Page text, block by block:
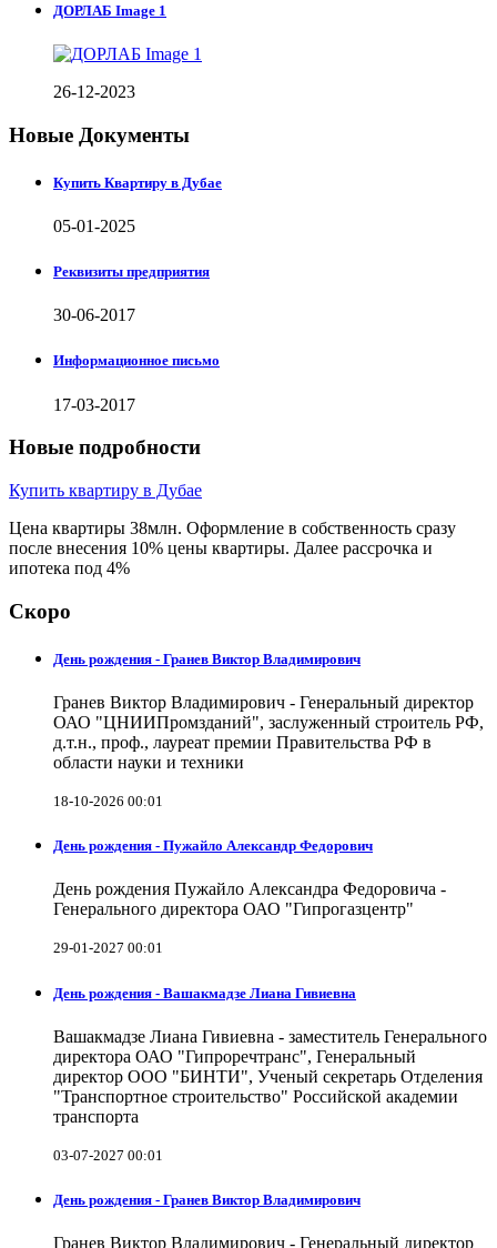
ДОРЛАБ Image 1
26-12-2023
Новые Документы
Купить Квартиру в Дубае
05-01-2025
Реквизиты предприятия
30-06-2017
Информационное письмо
17-03-2017
Новые подробности
Купить квартиру в Дубае
Цена квартиры 38млн. Оформление в собственность сразу
после внесения 10% цены квартиры. Далее рассрочка и
ипотека под 4%
Скоро
День рождения - Гранев Виктор Владимирович
Гранев Виктор Владимирович - Генеральный директор
ОАО "ЦНИИПромзданий", заслуженный строитель РФ,
д.т.н., проф., лауреат премии Правительства РФ в
области науки и техники
18-10-2026 00:01
День рождения - Пужайло Александр Федорович
День рождения Пужайло Александра Федоровича -
Генерального директора ОАО "Гипрогазцентр"
29-01-2027 00:01
День рождения - Вашакмадзе Лиана Гивиевна
Вашакмадзе Лиана Гивиевна - заместитель Генерального
директора ОАО "Гипроречтранс", Генеральный
директор ООО "БИНТИ", Ученый секретарь Отделения
"Транспортное строительство" Российской академии
транспорта
03-07-2027 00:01
День рождения - Гранев Виктор Владимирович
Гранев Виктор Владимирович - Генеральный директор